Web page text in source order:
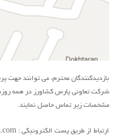
بازدیدکنندگان محترم، می توانند
شرکت تعاونی پارس کشاورز در همه
مشخصات زیر تماس حاصل نمایند.
ارتباط از طریق پست الکترونیکی : info@parskeshavarz.com